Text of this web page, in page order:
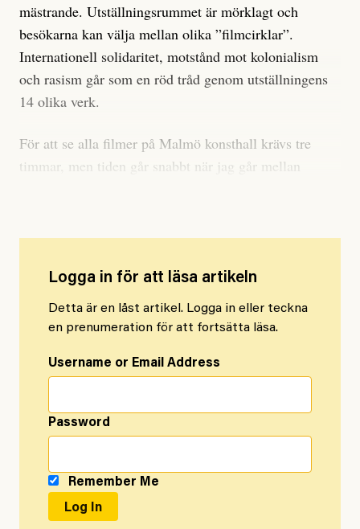
mästrande. Utställningsrummet är mörklagt och
besökarna kan välja mellan olika ”filmcirklar”.
Internationell solidaritet, motstånd mot kolonialism
och rasism går som en röd tråd genom utställningens
14 olika verk.
För att se alla filmer på Malmö konsthall krävs tre
timmar, men tiden går snabbt när jag går mellan
Logga in för att läsa artikeln
Detta är en låst artikel. Logga in eller teckna
en prenumeration för att fortsätta läsa.
Username or Email Address
Password
Remember Me